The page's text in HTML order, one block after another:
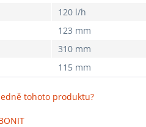
120 l/h
123 mm
310 mm
115 mm
tohoto produktu?